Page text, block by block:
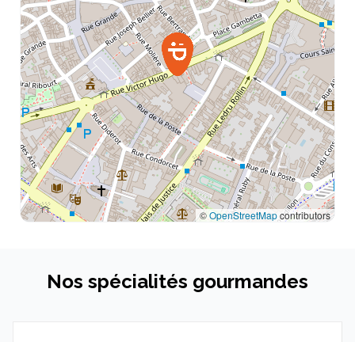
Vendredi
07:00 - 20:00
Samedi
07:00 - 20:00
Dimanche
07:00 - 20:00
©OpenStreetMapcontributors
Nos spécialités gourmandes